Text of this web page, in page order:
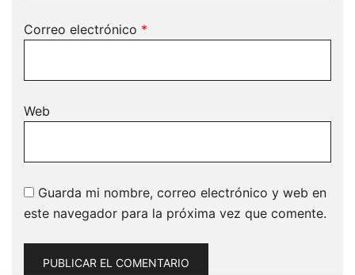
Correo electrónico *
Web
Guarda mi nombre, correo electrónico y web en
este navegador para la próxima vez que comente.